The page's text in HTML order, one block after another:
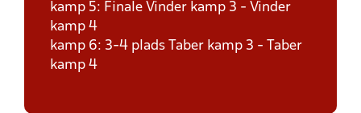
kamp 5: Finale Vinder kamp 3 - Vinder
kamp 4
kamp 6: 3-4 plads Taber kamp 3 - Taber
kamp 4